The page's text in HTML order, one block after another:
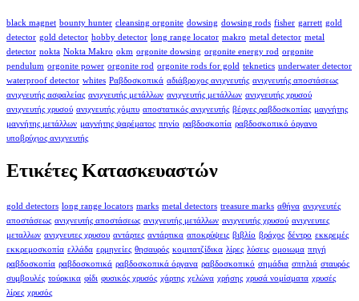
black magnet bounty hunter cleansing orgonite dowsing dowsing rods fisher garrett gold
detector gold detector hobby detector long range locator makro metal detector metal
detector nokta Nokta Makro okm orgonite dowsing orgonite energy rod orgonite
pendulum orgonite power orgonite rod orgonite rods for gold teknetics underwater detector
waterproof detector whites Ραβδοσκοπικά αδιάβροχος ανιχνευτής ανιχνευτής αποστάσεως
ανιχνευτής ασφαλείας ανιχνευτής μετάλλων ανιχνευτής μετάλλων ανιχνευτής χρυσού
ανιχνευτής χρυσού ανιχνευτής χόμπυ αποστατικός ανιχνευτής βέργες ραβδοσκοπίας μαγνήτης
μαγνήτης μετάλλων μαγνήτης ψαρέματος πηνίο ραβδοσκοπία ραβδοσκοπικό όργανο
υποβρύχιος ανιχνευτής
Ετικέτες Κατασκευαστών
gold detectors long range locators marks metal detectors treasure marks αθήνα ανιχνευτές
αποστάσεως ανιχνευτής αποστάσεως ανιχνευτής μετάλλων ανιχνευτής χρυσού ανιχνευτες
μεταλλων ανιχνευτες χρυσου αντάρτες αντάρτικα αποκρύψεις βιβλίο βράχος δέντρο εκκρεμές
εκκρεμοσκοπία ελλάδα ερμηνείες θησαυρός κομιτατζίδικα λίρες λύσεις ομοιωμα πηγή
ραβδοσκοπία ραβδοσκοπικά ραβδοσκοπικά όργανα ραβδοσκοπικό σημάδια σπηλιά σταυρός
συμβουλές τούρκικα φίδι φυσικός χρυσός χάρτης χελώνα χρήσης χρυσά νομίσματα χρυσές
λίρες χρυσός